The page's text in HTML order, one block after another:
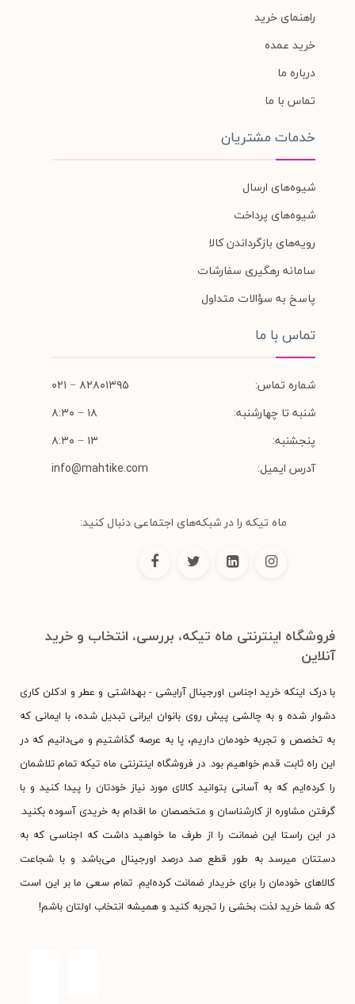
راهنمای خرید
خرید عمده
درباره ما
تماس با ما
خدمات مشتریان
شیوه‌های ارسال
شیوه‌های پرداخت
رویه‌های بازگرداندن کالا
سامانه رهگیری سفارشات
پاسخ به سؤالات متداول
تماس با ما
شماره تماس:
۸۲۸۰۱۳۹۵ − ۰۲۱
شنبه تا چهارشنبه:
۱۸ − ۸:۳۰
پنجشنبه:
۱۳ − ۸:۳۰
آدرس ایمیل:
info@mahtike.com
ماه تیکه را در شبکه‌های اجتماعی دنبال کنید:
فروشگاه اینترنتی ماه تیکه، بررسی، انتخاب و خرید
آنلاین
با درک اینکه خرید اجناس اورجینال آرایشی - بهداشتی و عطر و ادکلن کاری
دشوار شده و به چالشی پیش روی بانوان ایرانی تبدیل شده، با ایمانی که
به تخصص و تجربه خودمان داریم، پا به عرصه گذاشتیم و می‌دانیم که در
این راه ثابت قدم خواهیم بود. در فروشگاه اینترنتی ماه تیکه تمام تلاشمان
را کرده‌ایم که به آسانی بتوانید کالای مورد نیاز خودتان را پیدا کنید و با
گرفتن مشاوره از کارشناسان و متخصصان ما اقدام به خریدی آسوده بکنید.
در این راستا این ضمانت را از طرف ما خواهید داشت که اجناسی که به
دستتان میرسد به طور قطع صد درصد اورجینال می‌باشد و با شجاعت
کالاهای خودمان را برای خریدار ضمانت کرده‌ایم. تمام سعی ما بر این است
که شما خرید لذت بخشی را تجربه کنید و همیشه انتخاب اولتان باشم!